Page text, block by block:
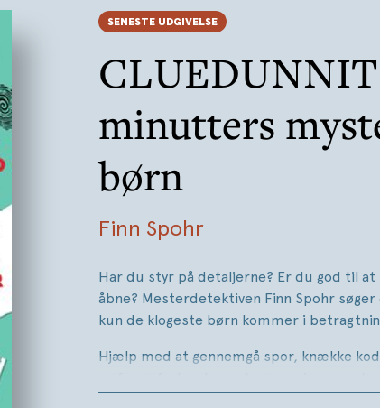
SENESTE UDGIVELSE
minutters
børn
Finn Spohr
Har du styr på detaljerne? Er du god til at
åbne? Mesterdetektiven Finn Spohr
kun de klogeste børn kommer i
Hjælp med at gennemgå spor, knække